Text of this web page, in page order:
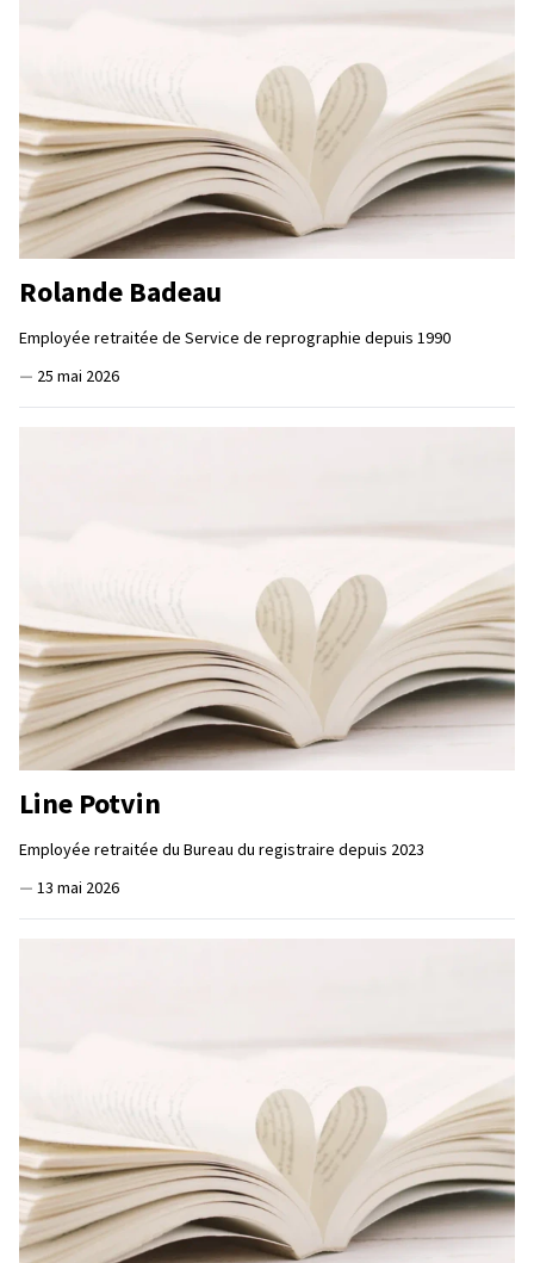
Rolande Badeau
Employée retraitée de Service de reprographie depuis 1990
— 25 mai 2026
Line Potvin
Employée retraitée du Bureau du registraire depuis 2023
— 13 mai 2026